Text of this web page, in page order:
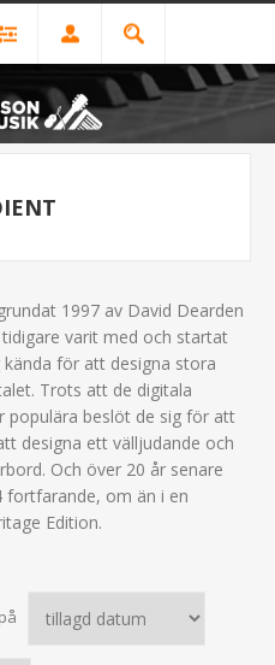
1997 av David Dearden
varit med och startat
för att designa stora
Trots att de digitala
populära beslöt de sig för att
designa ett välljudande och
Och över 20 år senare
fortfarande, om än i en
Edition.